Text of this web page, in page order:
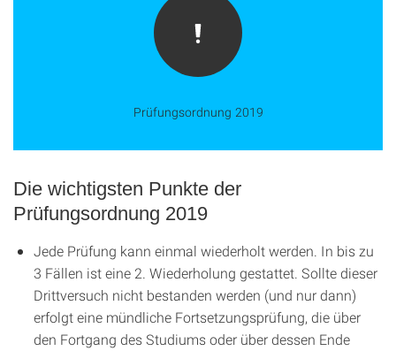
Prüfungsordnung 2019
Die wichtigsten Punkte der
Prüfungsordnung 2019
Jede Prüfung kann einmal wiederholt werden. In bis zu
3 Fällen ist eine 2. Wiederholung gestattet. Sollte dieser
Drittversuch nicht bestanden werden (und nur dann)
erfolgt eine mündliche Fortsetzungsprüfung, die über
den Fortgang des Studiums oder über dessen Ende